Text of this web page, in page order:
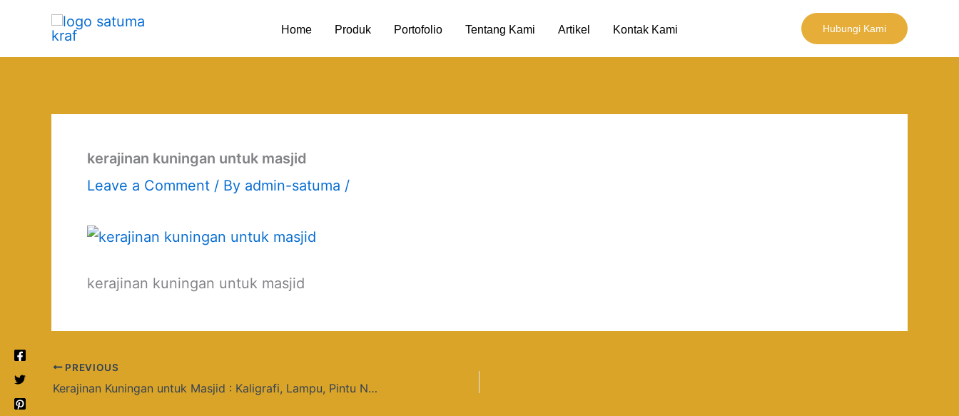
content
Home Produk Portofolio Tentang Kami Artikel Kontak Kami Hubungi Kami
kerajinan kuningan untuk masjid
Leave a Comment / By admin-satuma /
kerajinan kuningan untuk masjid
PREVIOUS
Kerajinan Kuningan untuk Masjid : Kaligrafi, Lampu, Pintu Nabawi Custom